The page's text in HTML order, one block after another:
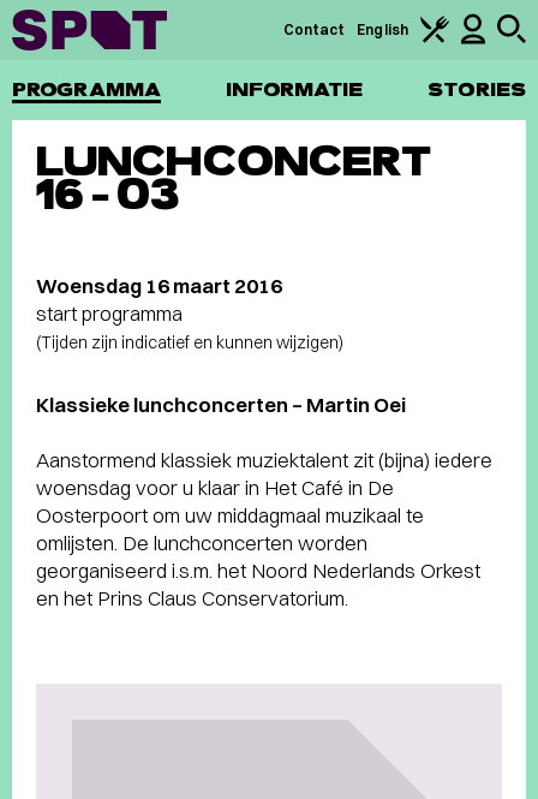
PROGRAMMA INFORMATIE STORIES
Contact English
LUNCHCONCERT
16-03
Woensdag 16 maart 2016
start programma
(Tijden zijn indicatief en kunnen wijzigen)
Klassieke lunchconcerten – Martin Oei
Aanstormend klassiek muziektalent zit (bijna) iedere
woensdag voor u klaar in Het Café in De
Oosterpoort om uw middagmaal muzikaal te
omlijsten. De lunchconcerten worden
georganiseerd i.s.m. het Noord Nederlands Orkest
en het Prins Claus Conservatorium.